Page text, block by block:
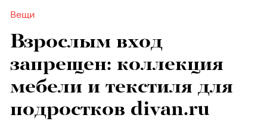
Вещи
Взрослым вход
запрещен: коллекция
мебели и текстиля для
подростков divan.ru